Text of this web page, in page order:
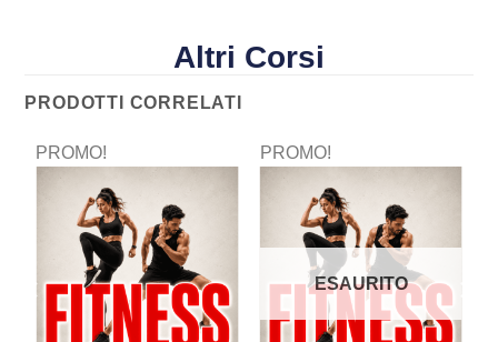
Altri Corsi
PRODOTTI CORRELATI
PROMO! PROMO!
ESAURITO